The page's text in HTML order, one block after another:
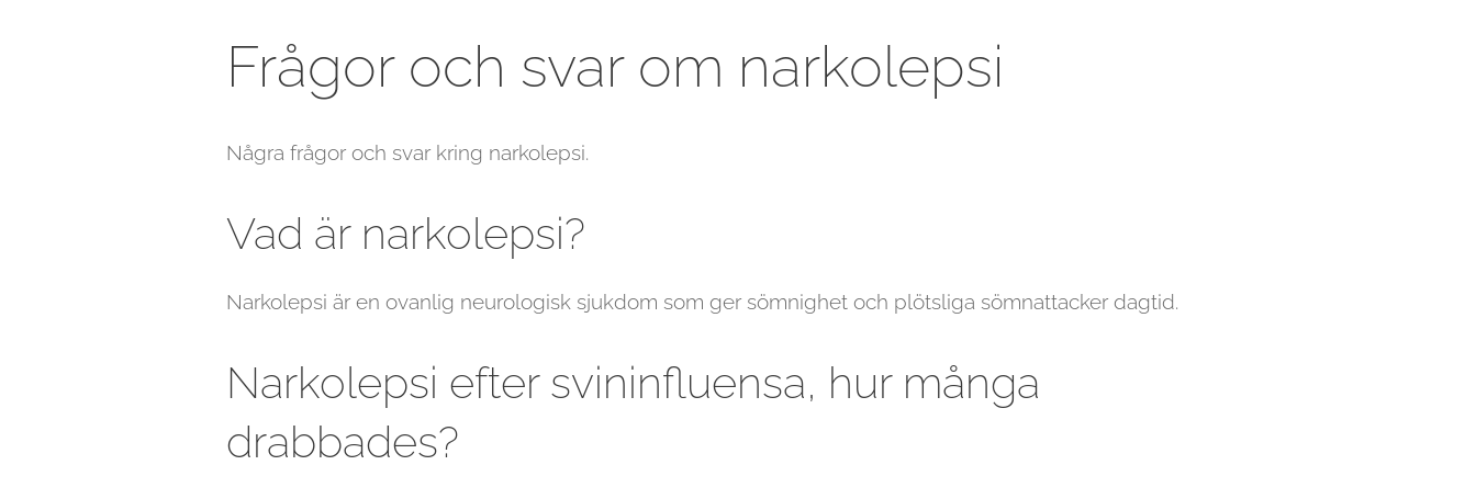
Frågor och svar om narkolepsi
Några frågor och svar kring narkolepsi.
Vad är narkolepsi?
Narkolepsi är en ovanlig neurologisk sjukdom som ger sömnighet och plötsliga sömnattacker dagtid.
Narkolepsi efter svininfluensa, hur många
drabbades?